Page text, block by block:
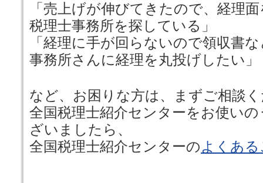
「売上げが伸びてきたので、経理
税理士事務所を探している」
「経理に手が回らないので領収書
事務所さんに経理を丸投げしたい」
など、お困りな方は、まずご相談
全国税理士紹介センターをお使い
ざいましたら、
全国税理士紹介センターのよくあ